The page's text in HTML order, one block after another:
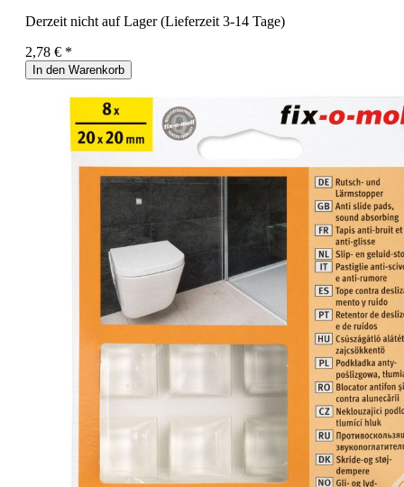
Derzeit nicht auf Lager (Lieferzeit 3-14 Tage)
2,78 € *
In den Warenkorb